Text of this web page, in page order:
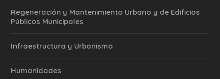
Regeneración y Mantenimiento Urbano y de Edificios
Públicos Municipales
Infraestructura y Urbanismo
Humanidades